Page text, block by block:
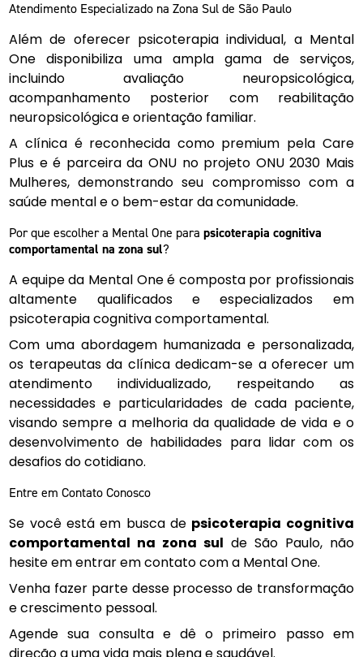
Atendimento Especializado na Zona Sul de São Paulo
Além de oferecer psicoterapia individual, a Mental
One disponibiliza uma ampla gama de serviços,
incluindo avaliação neuropsicológica,
acompanhamento posterior com reabilitação
neuropsicológica e orientação familiar.
A clínica é reconhecida como premium pela Care
Plus e é parceira da ONU no projeto ONU 2030 Mais
Mulheres, demonstrando seu compromisso com a
saúde mental e o bem-estar da comunidade.
Por que escolher a Mental One parapsicoterapia cognitiva
comportamental na zona sul?
A equipe da Mental One é composta por profissionais
altamente qualificados e especializados em
psicoterapia cognitiva comportamental.
Com uma abordagem humanizada e personalizada,
os terapeutas da clínica dedicam-se a oferecer um
atendimento individualizado, respeitando as
necessidades e particularidades de cada paciente,
visando sempre a melhoria da qualidade de vida e o
desenvolvimento de habilidades para lidar com os
desafios do cotidiano.
Entre em Contato Conosco
Se você está em busca de psicoterapia cognitiva
comportamental na zona sul de São Paulo, não
hesite em entrar em contato com a Mental One.
Venha fazer parte desse processo de transformação
e crescimento pessoal.
Agende sua consulta e dê o primeiro passo em